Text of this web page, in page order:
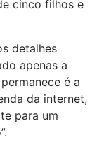
cinco filhos e
detalhes
apenas a
é a
da internet,
para um